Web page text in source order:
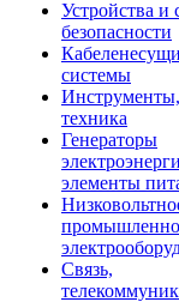
Устройства и
безопасности
системы
Инструменты,
техника
Генераторы
элементы
Связь,